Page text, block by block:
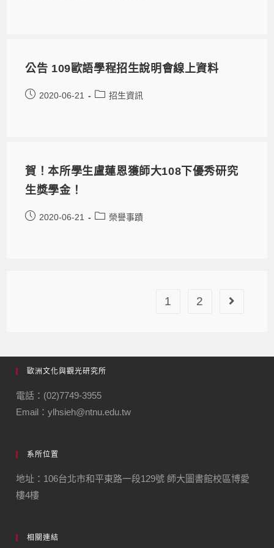
公告 109歐語學程招生說明會線上資料
2020-06-21 招生資訊
賀！本所學生盧蓮恩獲師大108下優秀研究
生獎學金！
2020-06-21 榮譽事蹟
1 2
歐洲文化與觀光研究所
電話：(02)7749-3955
Email：ylhsieh@ntnu.edu.tw
系所位置
地址：106台北市和平東路一段129號 師大圖書館校區博愛
樓4樓
相關連結